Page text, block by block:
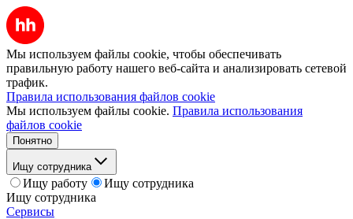
Мы используем файлы cookie, чтобы обеспечивать
правильную работу нашего веб-сайта и анализировать сетевой
трафик.
Правила использования файлов cookie
Мы используем файлы cookie. Правила использования
файлов cookie
Понятно
Ищу сотрудника
Ищу работу
Ищу сотрудника
Ищу сотрудника
Сервисы